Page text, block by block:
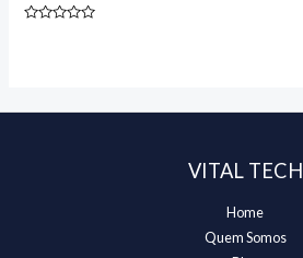
VITAL TECH
Home
Quem Somos